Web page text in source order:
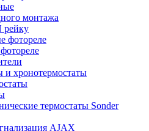
монтажа
рейку
фотореле
и хронотермостаты
термостаты Sonder
AJAX